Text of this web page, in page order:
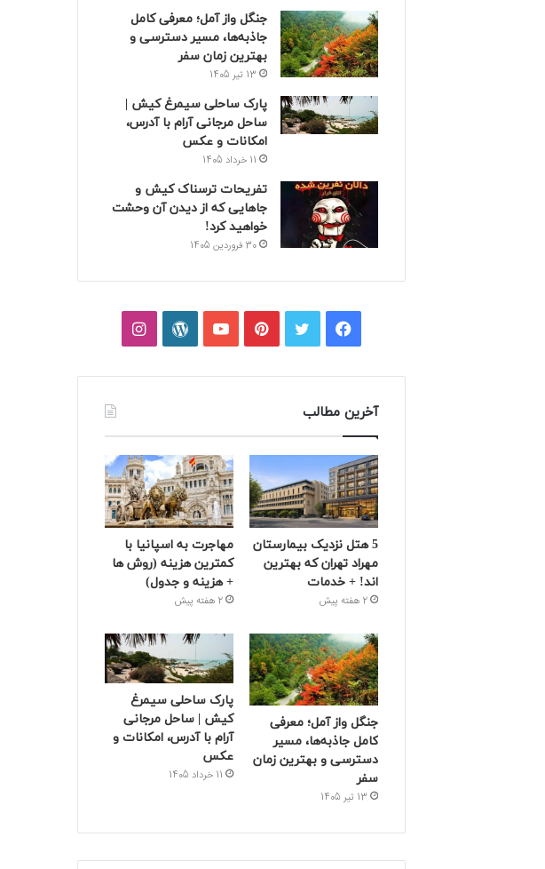
جنگل واز آمل؛ معرفی کامل
جاذبه‌ها، مسیر دسترسی و
بهترین زمان سفر
13 تیر 1405
پارک ساحلی سیمرغ کیش |
ساحل مرجانی آرام با آدرس،
امکانات و عکس
11 خرداد 1405
تفریحات ترسناک کیش و
جاهایی که از دیدن آن وحشت
خواهید کرد!
30 فروردین 1405
فیسبوکتوییترپینتریستیوتیوبوردپرساینستاگرام
آخرین مطالب
5 هتل نزدیک بیمارستان
مهراد تهران که بهترین‌
اند! + خدمات
2 هفته پیش
مهاجرت به اسپانیا با
کمترین هزینه (روش ها
+ هزینه و جدول)
2 هفته پیش
جنگل واز آمل؛ معرفی
کامل جاذبه‌ها، مسیر
دسترسی و بهترین زمان
سفر
13 تیر 1405
پارک ساحلی سیمرغ
کیش | ساحل مرجانی
آرام با آدرس، امکانات و
عکس
11 خرداد 1405